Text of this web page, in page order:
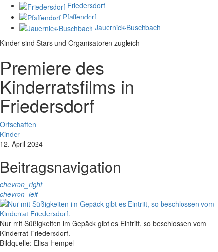
Friedersdorf
Pfaffendorf
Jauernick-Buschbach
Kinder sind Stars und Organisatoren zugleich
Premiere des
Kinderratsfilms in
Friedersdorf
Ortschaften
Kinder
12. April 2024
Beitragsnavigation
chevron_right
chevron_left
Nur mit Süßigkeiten im Gepäck gibt es Eintritt, so beschlossen vom
Kinderrat Friedersdorf.
Bildquelle: Elisa Hempel